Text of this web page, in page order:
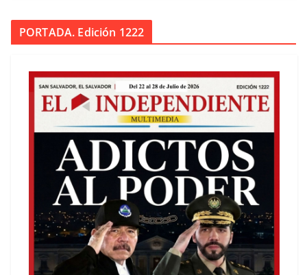
PORTADA. Edición 1222